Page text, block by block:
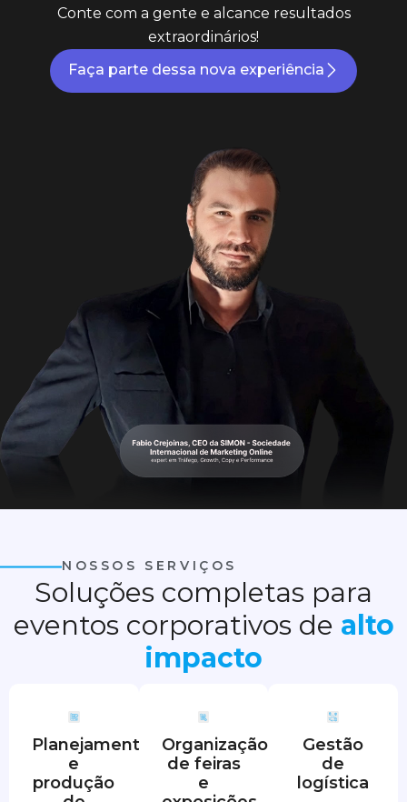
Conte com a gente e alcance resultados
extraordinários!
Faça parte dessa nova experiência
NOSSOS SERVIÇOS
Soluções completas para
eventos corporativos de alto
impacto
Planejamento
e
produção
Organização
de feiras
e
Gestão
de
logística